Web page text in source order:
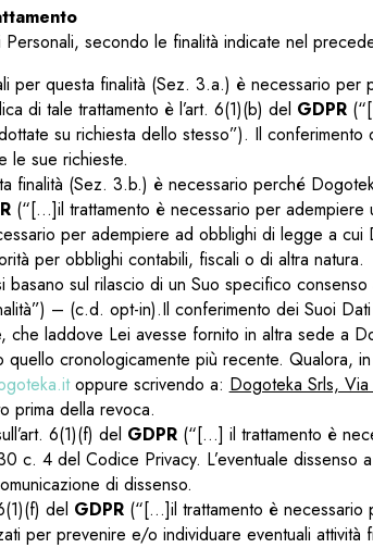
secondo le finalità indicate nel
per questa finalità (Sez. 3.a.) è necessario
di tale trattamento è l’art. 6(1)(b) del GDPR
su richiesta dello stesso”). Il
le sue richieste.
finalità (Sez. 3.b.) è necessario perché
(“[…]il trattamento è necessario per adempiere
per adempiere ad obblighi di legge a
per obblighi contabili, fiscali o di altra natura.
sul rilascio di un Suo specifico
– (c.d. opt-in).Il conferimento dei Suoi
laddove Lei avesse fornito in altra sede a
cronologicamente più recente. Qualora,
oppure scrivendo a: Dogoteka Srls,
prima della revoca.
6(1)(f) del GDPR(“[…] il trattamento è
c. 4 del Codice Privacy. L’eventuale
di dissenso.
del GDPR(“[…]il trattamento è necessario
per prevenire e/o individuare eventuali attività